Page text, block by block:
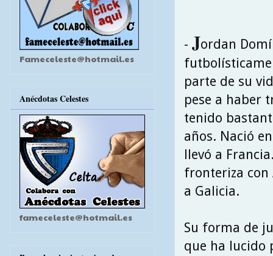
- Jordan
parte de su
pese a haber
tenido
años. Nació
llevó a
fronteriza con
a Galicia.
Su forma de
que ha lucido
Fameceleste@hotmail.es
Anécdotas Celestes
fameceleste@hotmail.es